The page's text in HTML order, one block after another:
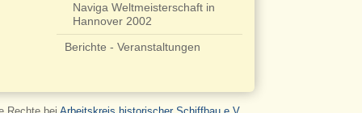
Naviga Weltmeisterschaft in
Hannover 2002
Berichte - Veranstaltungen